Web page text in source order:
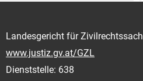
Landesgericht für
www.justiz.gv.at/GZL
Dienststelle: 638